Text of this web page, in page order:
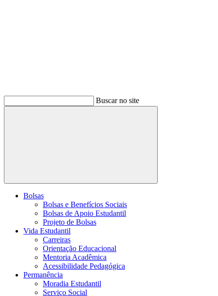
Buscar no site
Buscar
Bolsas
Bolsas e Benefícios Sociais
Bolsas de Apoio Estudantil
Projeto de Bolsas
Vida Estudantil
Carreiras
Orientação Educacional
Mentoria Acadêmica
Acessibilidade Pedagógica
Permanência
Moradia Estudantil
Serviço Social